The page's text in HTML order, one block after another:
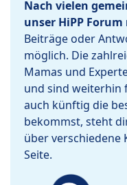
Nach vielen
unser HiPP
Beiträge oder
möglich. Die
Mamas und
und sind weiterhin
auch künftig die
bekommst, steht
über verschiedene
Seite.